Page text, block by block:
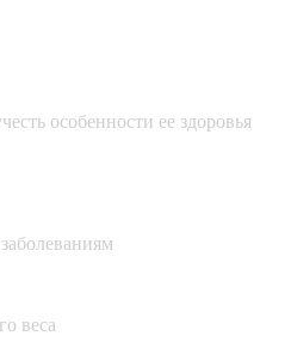
особенности ее здоровья
веса